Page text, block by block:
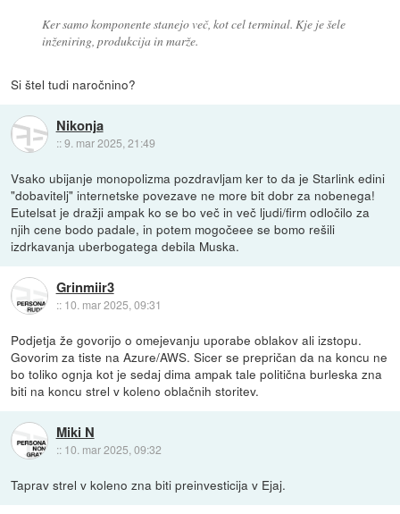
Ker samo komponente stanejo več, kot cel terminal. Kje je šele
inženiring, produkcija in marže.
Si štel tudi naročnino?
Nikonja
::9. mar 2025, 21:49
Vsako ubijanje monopolizma pozdravljam ker to da je Starlink edini
"dobavitelj" internetske povezave ne more bit dobr za nobenega!
Eutelsat je dražji ampak ko se bo več in več ljudi/firm odločilo za
njih cene bodo padale, in potem mogočeee se bomo rešili
izdrkavanja uberbogatega debila Muska.
Grinmiir3
:: 10. mar 2025, 09:31
Podjetja že govorijo o omejevanju uporabe oblakov ali izstopu.
Govorim za tiste na Azure/AWS. Sicer se prepričan da na koncu ne
bo toliko ognja kot je sedaj dima ampak tale politična burleska zna
biti na koncu strel v koleno oblačnih storitev.
Miki N
:: 10. mar 2025, 09:32
Taprav strel v koleno zna biti preinvesticija v Ejaj.